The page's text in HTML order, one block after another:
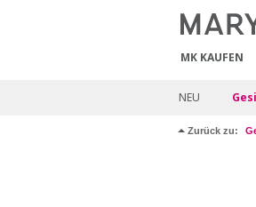
MK KAUFEN
NEU
Zurück zu: